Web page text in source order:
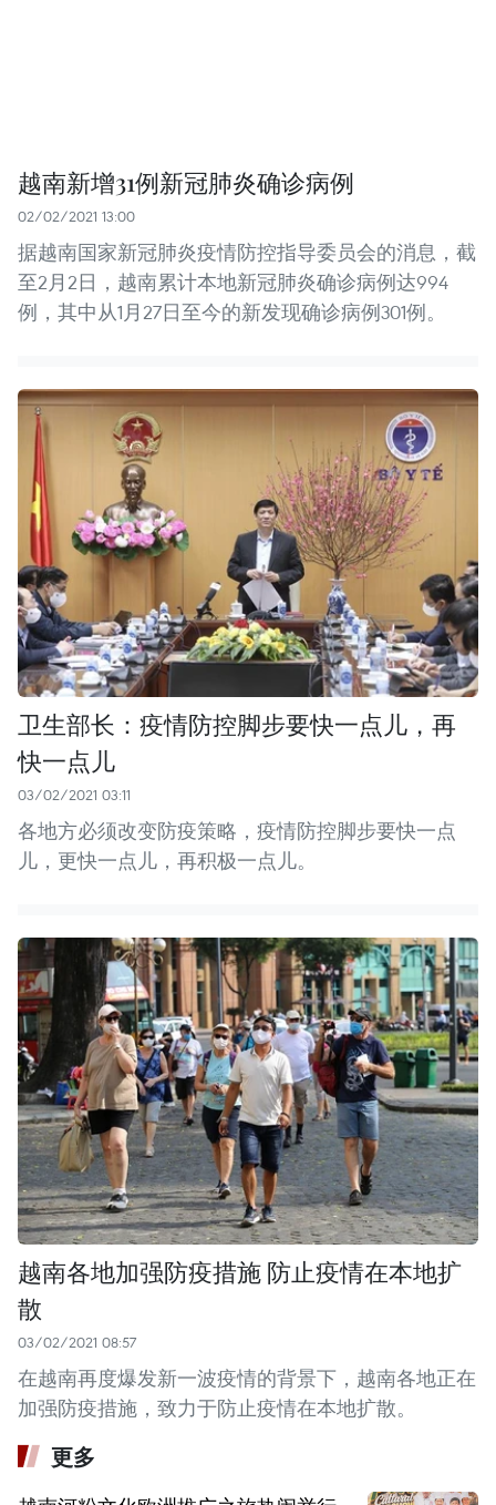
越南新增31例新冠肺炎确诊病例
02/02/2021 13:00
据越南国家新冠肺炎疫情防控指导委员会的消息，截
至2月2日，越南累计本地新冠肺炎确诊病例达994
例，其中从1月27日至今的新发现确诊病例301例。
卫生部长：疫情防控脚步要快一点儿，再
快一点儿
03/02/2021 03:11
各地方必须改变防疫策略，疫情防控脚步要快一点
儿，更快一点儿，再积极一点儿。
越南各地加强防疫措施 防止疫情在本地扩
散
03/02/2021 08:57
在越南再度爆发新一波疫情的背景下，越南各地正在
加强防疫措施，致力于防止疫情在本地扩散。
更多